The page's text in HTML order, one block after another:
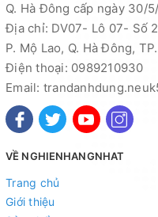
Q. Hà Đông cấp ngày 30/
Địa chỉ: DV07- Lô 07- Số
P. Mộ Lao, Q. Hà Đông,
Điện thoại: 0989210930
Email:
VỀ NGHIENHANGNHAT
Trang chủ
Giới thiệu